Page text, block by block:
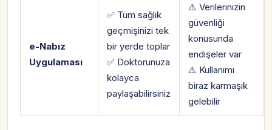
e-Nabız
Uygulaması
✅ Tüm sağlık
geçmişinizi tek
bir yerde toplar
✅ Doktorunuza
kolayca
paylaşabilirsiniz
⚠️ Verilerinizin
güvenliği
konusunda
endişeler var
⚠️ Kullanımı
biraz karmaşık
gelebilir